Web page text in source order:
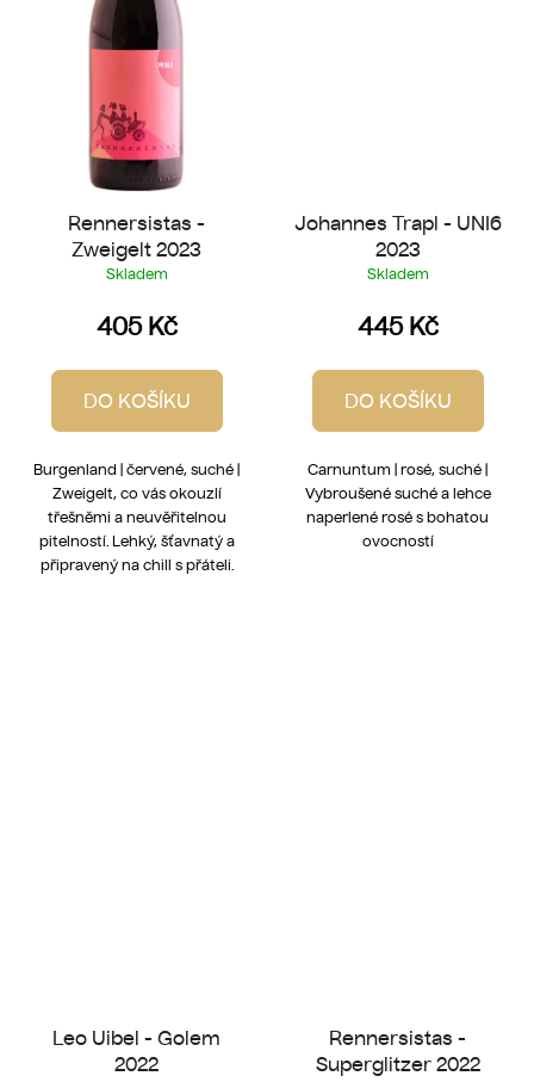
Rennersistas -
Zweigelt 2023
Skladem
405 Kč
DO KOŠÍKU
Burgenland | červené, suché |
Zweigelt, co vás okouzlí
třešněmi a neuvěřitelnou
pitelností. Lehký, šťavnatý a
připravený na chill s přáteli.
Johannes Trapl - UNI6
2023
Skladem
445 Kč
DO KOŠÍKU
Carnuntum | rosé, suché |
Vybroušené suché a lehce
naperlené rosé s bohatou
ovocností
Leo Uibel - Golem
2022
Rennersistas -
Superglitzer 2022